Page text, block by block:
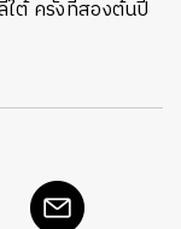
ใต้ ครั้งที่สองต้นปี